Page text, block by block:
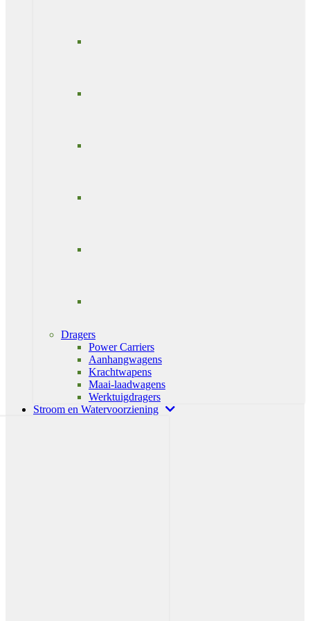
Dragers
Power Carriers
Aanhangwagens
Krachtwapens
Maai-laadwagens
Werktuigdragers
Stroom en Watervoorziening